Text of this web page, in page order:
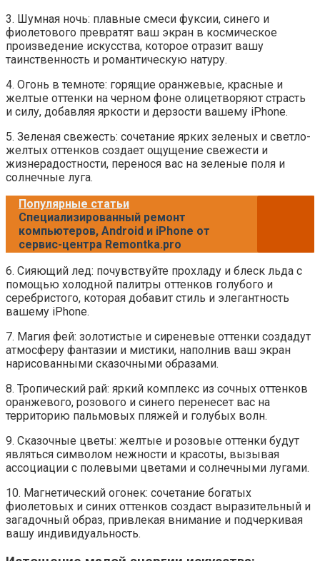
3. Шумная ночь: плавные смеси фуксии, синего и
фиолетового превратят ваш экран в космическое
произведение искусства, которое отразит вашу
таинственность и романтическую натуру.
4. Огонь в темноте: горящие оранжевые, красные и
желтые оттенки на черном фоне олицетворяют страсть
и силу, добавляя яркости и дерзости вашему iPhone.
5. Зеленая свежесть: сочетание ярких зеленых и светло-
желтых оттенков создает ощущение свежести и
жизнерадостности, перенося вас на зеленые поля и
солнечные луга.
Популярные статьи
Специализированный ремонт
компьютеров, Android и iPhone от
сервис-центра Remontka.pro
6. Сияющий лед: почувствуйте прохладу и блеск льда с
помощью холодной палитры оттенков голубого и
серебристого, которая добавит стиль и элегантность
вашему iPhone.
7. Магия фей: золотистые и сиреневые оттенки создадут
атмосферу фантазии и мистики, наполнив ваш экран
нарисованными сказочными образами.
8. Тропический рай: яркий комплекс из сочных оттенков
оранжевого, розового и синего перенесет вас на
территорию пальмовых пляжей и голубых волн.
9. Сказочные цветы: желтые и розовые оттенки будут
являться символом нежности и красоты, вызывая
ассоциации с полевыми цветами и солнечными лугами.
10. Магнетический огонек: сочетание богатых
фиолетовых и синих оттенков создаст выразительный и
загадочный образ, привлекая внимание и подчеркивая
вашу индивидуальность.